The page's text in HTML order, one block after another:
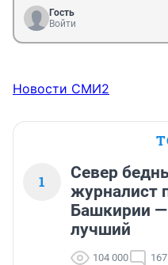
Гость
Войти
Новости СМИ2
1
Север
журналист
Башкирии —
лучший
104 000 167